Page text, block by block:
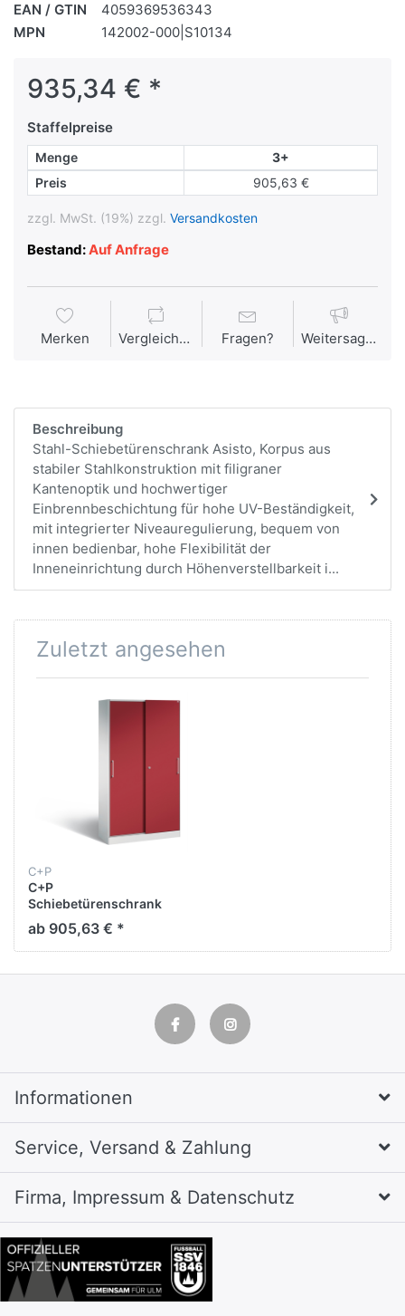
EAN / GTIN
4059369536343
MPN
142002-000|S10134
935,34 € *
Staffelpreise
Menge
3+
Preis
905,63 €
zzgl. MwSt. (19%) zzgl. Versandkosten
Bestand:Auf Anfrage
Merken Vergleichen Fragen? Weitersagen
Beschreibung
Stahl-Schiebetürenschrank Asisto, Korpus aus
stabiler Stahlkonstruktion mit filigraner
Kantenoptik und hochwertiger
Einbrennbeschichtung für hohe UV-Beständigkeit,
mit integrierter Niveauregulierung, bequem von
innen bedienbar, hohe Flexibilität der
Inneneinrichtung durch Höhenverstellbarkeit i...
Zuletzt angesehen
C+P
C+P
Schiebetürenschrank
Asisto,
H1980xB1000xT435mm
ab 905,63 € *
Informationen
Service, Versand & Zahlung
Firma, Impressum & Datenschutz